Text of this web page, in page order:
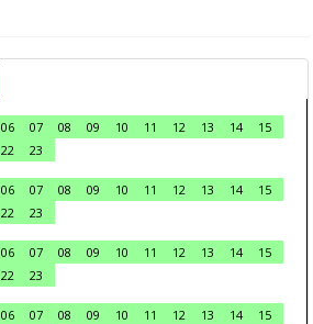
06 07 08 09 10 11 12 13 14
15
22
23
06 07 08 09 10 11 12 13 14
15
22
23
06 07 08 09 10 11 12 13 14
15
22
23
06 07 08 09 10 11 12 13 14
15